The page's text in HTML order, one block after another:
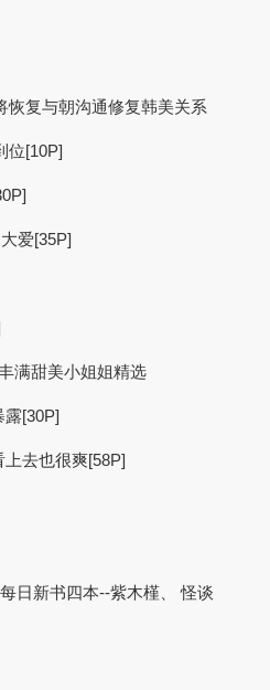
恢复与朝沟通修复韩美关系
位[10P]
爱[35P]
满甜美小姐姐精选
露[30P]
去也很爽[58P]
日新书四本--紫木槿、 怪谈